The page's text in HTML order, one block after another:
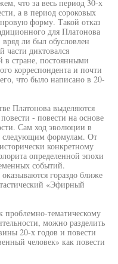
что за весь период 30-х
а в период сороковых
форму. Такой отказ
для Платонова
ли был обусловлен
диктовался
в стране, постоянными
корреспондента и почти
что было написано в 20-
Платонова выделяются
- повести на основе
Сам ход эволюции в
следующим формулам. От
конкретному
определенной эпохи
событий.
гораздо ближе
«Эфирный
тематическому
можно разделить
20-х годов и повести
человек» как повести